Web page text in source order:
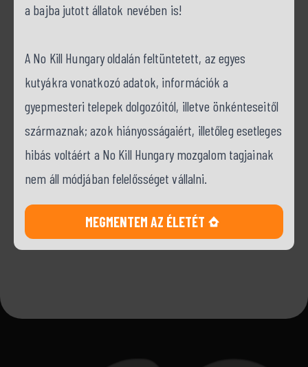
a bajba jutott állatok nevében is!
A No Kill Hungary oldalán feltüntetett, az egyes
kutyákra vonatkozó adatok, információk a
gyepmesteri telepek dolgozóitól, illetve önkénteseitől
származnak; azok hiányosságaiért, illetőleg esetleges
hibás voltáért a No Kill Hungary mozgalom tagjainak
nem áll módjában felelősséget vállalni.
MEGMENTEM AZ ÉLETÉT